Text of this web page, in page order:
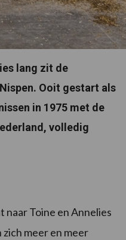
lang zit de
Ooit gestart als
in 1975 met de
volledig
naar Toine en Annelies
meer en meer